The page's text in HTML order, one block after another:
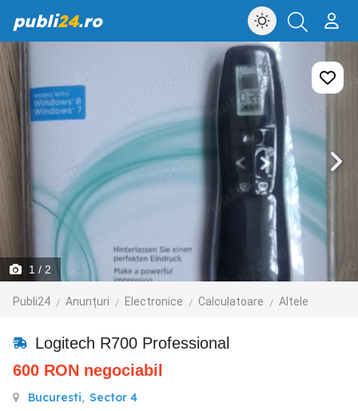
publi24.ro
1 / 2
Publi24 Anunțuri Electronice Calculatoare Altele
Logitech R700 Professional
600 RON negociabil
Bucuresti, Sector 4